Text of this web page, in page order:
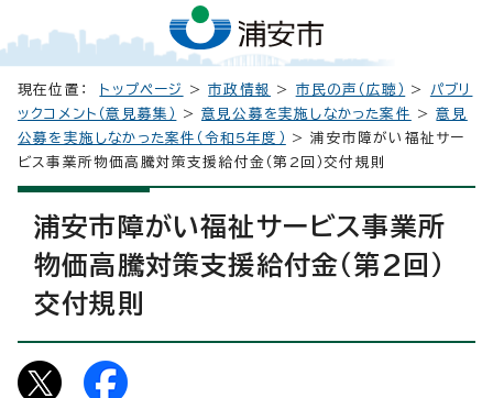
現在位置： トップページ >市政情報 > 市民の声（広聴） > パブリ
ックコメント（意見募集）
>意見公募を実施しなかった案件 >意見
公募を実施しなかった案件（令和5年度）
> 浦安市障がい福祉サー
ビス事業所物価高騰対策支援給付金（第2回）交付規則
浦安市障がい福祉サービス事業所
物価高騰対策支援給付金（第2回）
交付規則